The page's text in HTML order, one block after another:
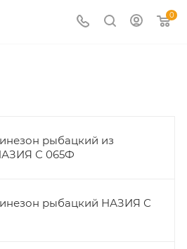
0
рыбацкий из
С 065Ф
рыбацкий НАЗИЯ С